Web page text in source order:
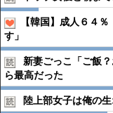
【韓国】成人６４
す」
新妻ごっこ「ご飯
ら最高だった
陸上部女子は俺の